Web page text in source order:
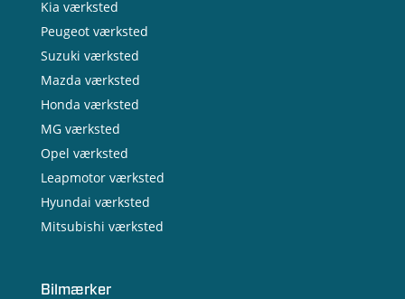
Kia værksted
Peugeot værksted
Suzuki værksted
Mazda værksted
Honda værksted
MG værksted
Opel værksted
Leapmotor værksted
Hyundai værksted
Mitsubishi værksted
Bilmærker